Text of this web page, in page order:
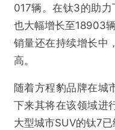
017辆。在钛3的助
也大幅增长至18903
销量还在持续增长中
高。
随着方程豹品牌在城
下来其将在该领域进
大型城市SUV的钛7已